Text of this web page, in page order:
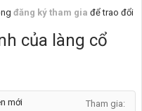
đăng ký tham gia để trao đổi
của làng cổ
mới
Tham gia: